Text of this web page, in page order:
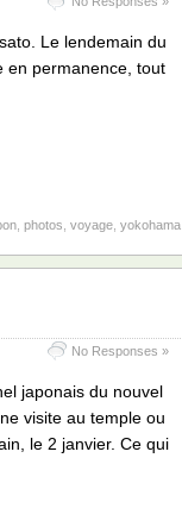
Le lendemain du
en permanence, tout
, photos voyage, yokohama
No Responses »
japonais du nouvel
visite au temple ou
le 2 janvier. Ce qui